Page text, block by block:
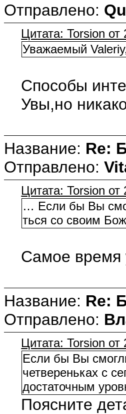
Отправлено:
Цитата: Torsion от
Уважаемый
Способы
Увы,но
Название: Re:
Отправлено:
Цитата: Torsion от
… Если бы Вы
ться со своим
Самое время
Название: Re:
Отправлено:
Цитата: Torsion от
Если бы Вы
четвереньках с
достаточным
Поясните